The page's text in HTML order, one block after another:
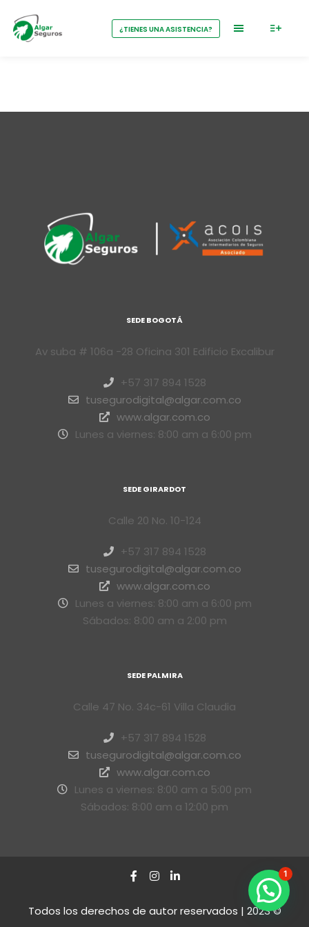
¿TIENES UNA ASISTENCIA?
SEDE BOGOTÁ
Av suba # 106a -28 Oficina 301 Edificio Excalibur
+57 317 894 1528
tusegurodigital@algar.com.co
www.algar.com.co
Lunes a viernes: 8:00 am a 6:00 pm
SEDE GIRARDOT
Calle 20 No. 10-124
+57 317 894 1528
tusegurodigital@algar.com.co
www.algar.com.co
Lunes a viernes: 8:00 am a 6:00 pm
Sábados: 8:00 am a 2:00 pm
SEDE PALMIRA
Calle 47 No. 34c-61 Villa Claudia
+57 317 894 1528
tusegurodigital@algar.com.co
www.algar.com.co
Lunes a viernes: 8:00 am a 5:00 pm
Sábados: 8:00 am a 12:00 pm
Todos los derechos de autor reservados | 2023 ©
1